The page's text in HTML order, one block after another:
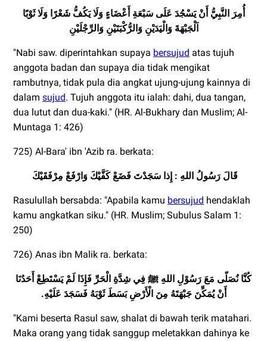
أُمِرَ النَّبِيُّ أَنْ يَسْجُدَ عَلَى سَبْعَةِ أَعْضَاءٍ وَلَا يَكُفُّ شَعْرًا وَلَا ثَوْبًا
اَلْجَبْهَةَ وَالْيَدَيْنِ وَالرُّكْبَتَيْنِ وَالرِّجْلَيْنِ
"Nabi saw. diperintahkan supaya bersujud atas tujuh
anggota badan dan supaya dia tidak mengikat
rambutnya, tidak pula dia angkat ujung-ujung kainnya di
dalam sujud. Tujuh anggota itu ialah: dahi, dua tangan,
dua lutut dan dua-kaki." (HR. Al-Bukhary dan Muslim; Al-
Muntaga 1: 426)
725) Al-Bara' ibn 'Azib ra. berkata:
قَالَ رَسُولُاللهِ : إِذا سَجَدْتَ فَضَعْ كَفَّيْكَ وَارْفَعْ مِرْفَقَيْكَ
Rasulullah bersabda: "Apabila kamu bersujud hendaklah
kamu angkatkan siku." (HR. Muslim; Subulus Salam 1:
250)
726) Anas ibn Malik ra. berkata:
كُنَّا نُصَلّى مَعَ رَسُوْلِ اللهِ ﷺ فِي شِدَّةِ الْحَرِّ فَإِذَا لَمْ يَسْتَطِعْ أَحَدُنَا
أَنْ يُمَكِّنَ جَبْهَتَهُ مِنَ الْأَرْضِ بَسَطَ ثَوْبَهُ فَسَجَدَ عَلَيْهِ.
"Kami beserta Rasul saw, shalat di bawah terik matahari.
Maka orang yang tidak sanggup meletakkan dahinya ke